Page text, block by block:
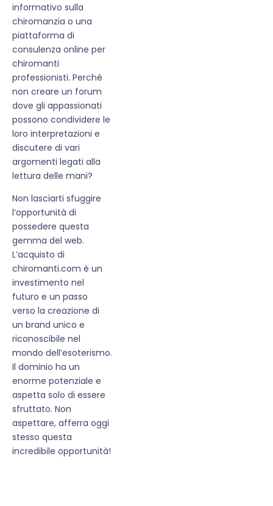
informativo sulla
chiromanzia o una
piattaforma di
consulenza online per
chiromanti
professionisti. Perché
non creare un forum
dove gli appassionati
possono condividere le
loro interpretazioni e
discutere di vari
argomenti legati alla
lettura delle mani?
Non lasciarti sfuggire
l’opportunità di
possedere questa
gemma del web.
L’acquisto di
chiromanti.com è un
investimento nel
futuro e un passo
verso la creazione di
un brand unico e
riconoscibile nel
mondo dell’esoterismo.
Il dominio ha un
enorme potenziale e
aspetta solo di essere
sfruttato. Non
aspettare, afferra oggi
stesso questa
incredibile opportunità!